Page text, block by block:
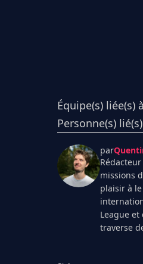
Équipe(s) liée(s)
Personne(s)
par
missions
plaisir à
League
traverse